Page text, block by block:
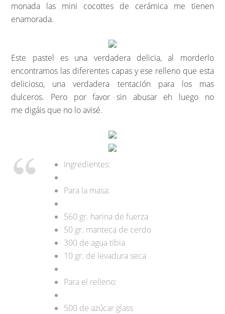
monada las mini cocottes de cerámica me tienen
enamorada.
Este pastel es una verdadera delicia, al morderlo
encontramos las diferentes capas y ese relleno que esta
delicioso, una verdadera tentación para los mas
dulceros. Pero por favor sin abusar eh luego no
me digáis que no lo avisé.
Ingredientes:
Para la masa:
560 gr. harina de fuerza
50 gr. manteca de cerdo
300 de agua tibia
10 gr. de levadura seca
Para el relleno:
500 de azúcar glass